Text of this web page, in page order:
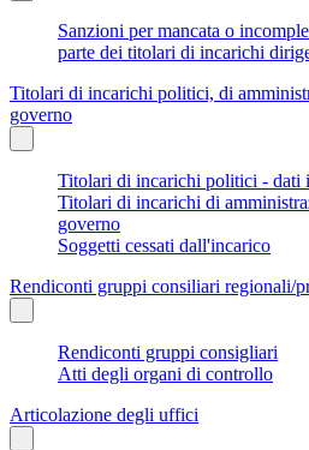
Sanzioni per mancata o
parte dei titolari di incarichi
Titolari di incarichi politici, di
governo
Titolari di incarichi politici - dati
Titolari di incarichi di
governo
Soggetti cessati dall'incarico
Rendiconti gruppi consiliari regionali/
Rendiconti gruppi consigliari
Atti degli organi di controllo
Articolazione degli uffici